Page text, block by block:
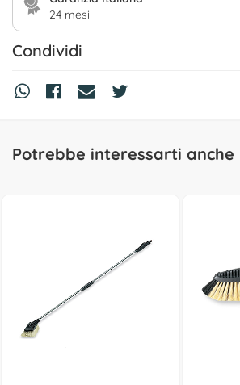
24 mesi
Condividi
Potrebbe interessarti anche